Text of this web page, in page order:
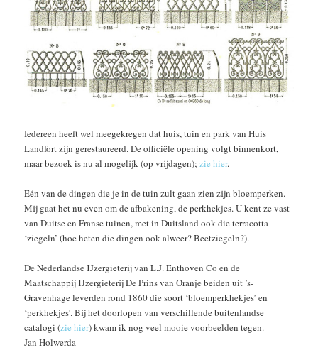
Iedereen heeft wel meegekregen dat huis, tuin en park van Huis
Landfort zijn gerestaureerd. De officiële opening volgt binnenkort,
maar bezoek is nu al mogelijk (op vrijdagen);zie hier.
Eén van de dingen die je in de tuin zult gaan zien zijn bloemperken.
Mij gaat het nu even om de afbakening, de perkhekjes. U kent ze vast
van Duitse en Franse tuinen, met in Duitsland ook die terracotta
‘ziegeln’ (hoe heten die dingen ook alweer? Beetziegeln?).
De Nederlandse IJzergieterij van L.J. Enthoven Co en de
Maatschappij IJzergieterij De Prins van Oranje beiden uit ’s-
Gravenhage leverden rond 1860 die soort ‘bloemperkhekjes’ en
‘perkhekjes’. Bij het doorlopen van verschillende buitenlandse
catalogi (zie hier) kwam ik nog veel mooie voorbeelden tegen.
Jan Holwerda